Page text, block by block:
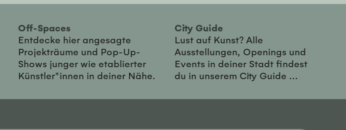
Off-Spaces
Entdecke hier angesagte
Projekträume und Pop-Up-
Shows junger wie etablierter
Künstler*innen in deiner Nähe.
City Guide
Lust auf Kunst? Alle
Ausstellungen, Openings und
Events in deiner Stadt findest
du in unserem City Guide ...